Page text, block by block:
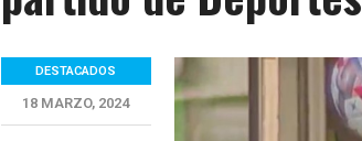
DESTACADOS
18 MARZO, 2024